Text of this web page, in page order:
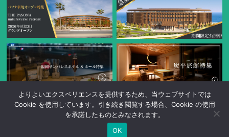
よりよいエクスペリエンスを提供するため、当ウェブサイトでは
Cookie を使用しています。引き続き閲覧する場合、Cookie の使用
を承諾したものとみなされます。
OK